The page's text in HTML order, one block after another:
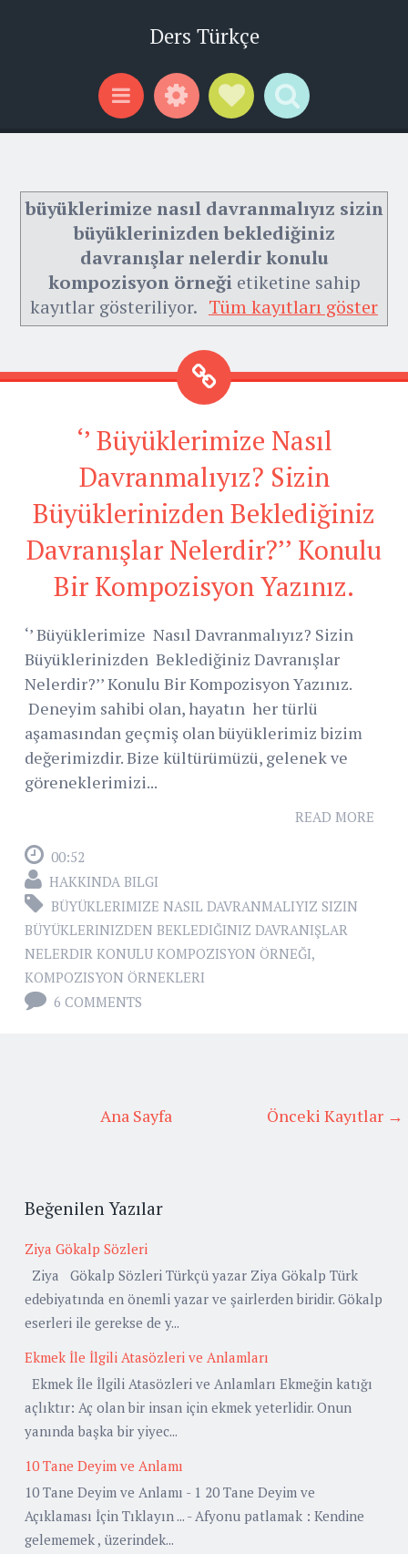
Ders Türkçe
Menu WidgetsSocial Links
Search
büyüklerimize nasıl davranmalıyız sizin
büyüklerinizden beklediğiniz
davranışlar nelerdir konulu
kompozisyon örneğietiketine sahip
kayıtlar gösteriliyor. Tüm kayıtları göster
‘’ Büyüklerimize Nasıl
Davranmalıyız? Sizin
Büyüklerinizden Beklediğiniz
Davranışlar Nelerdir?’’ Konulu
Bir Kompozisyon Yazınız.
‘’ Büyüklerimize Nasıl Davranmalıyız? Sizin
Büyüklerinizden Beklediğiniz Davranışlar
Nelerdir?’’ Konulu Bir Kompozisyon Yazınız.
Deneyim sahibi olan, hayatın her türlü
aşamasından geçmiş olan büyüklerimiz bizim
değerimizdir. Bize kültürümüzü, gelenek ve
göreneklerimizi...
READ MORE
00:52
HAKKINDA BILGI
BÜYÜKLERIMIZE NASIL DAVRANMALIYIZ SIZIN
BÜYÜKLERINIZDEN BEKLEDIĞINIZ DAVRANIŞLAR
NELERDIR KONULU KOMPOZISYON ÖRNEĞI,
KOMPOZISYON ÖRNEKLERI
6 COMMENTS
Önceki Kayıtlar →
Ana Sayfa
Beğenilen Yazılar
Ziya Gökalp Sözleri
Ziya Gökalp Sözleri Türkçü yazar Ziya Gökalp Türk
edebiyatında en önemli yazar ve şairlerden biridir. Gökalp
eserleri ile gerekse de y...
Ekmek İle İlgili Atasözleri ve Anlamları
Ekmek İle İlgili Atasözleri ve Anlamları Ekmeğin katığı
açlıktır: Aç olan bir insan için ekmek yeterlidir. Onun
yanında başka bir yiyec...
10 Tane Deyim ve Anlamı
10 Tane Deyim ve Anlamı - 1 20 Tane Deyim ve
Açıklaması İçin Tıklayın ... - Afyonu patlamak : Kendine
gelememek , üzerindek...